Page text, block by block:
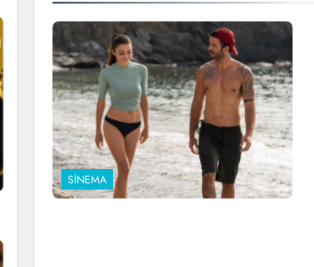
SINEMA